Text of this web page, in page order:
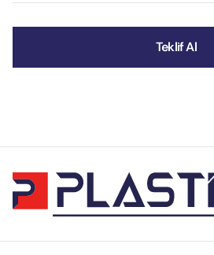
Teklif Al